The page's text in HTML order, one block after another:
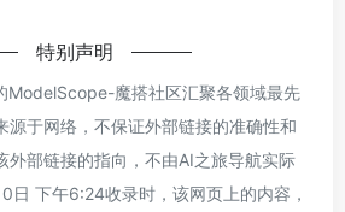
特别声明
ModelScope-魔搭社区汇聚各领域最先
源于网络，不保证外部链接的准确性和
外部链接的指向，不由AI之旅导航实际
日 下午6:24收录时，该网页上的内容，